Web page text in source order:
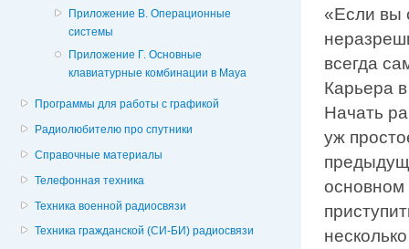
Приложение В. Операционные
системы
Приложение Г. Основные
клавиатурные комбинации в Maya
Программы для работы с графикой
Радиолюбителю про спутники
Справочные материалы
Телефонная техника
Техника военной радиосвязи
Техника гражданской (СИ-БИ) радиосвязи
«Если вы
всегда
Карьера
Начать
уж
основном